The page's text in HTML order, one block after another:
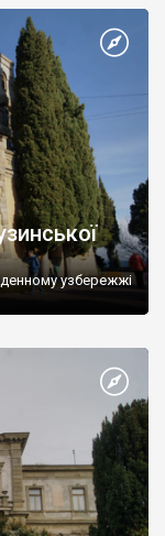
узбережжі